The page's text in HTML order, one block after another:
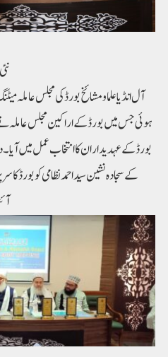
نئی
آل انڈیا علما ومشائخ بورڈ کی مجلس عاملہ
ہوئی جس میں بورڈ کے اراکین مجلس
بورڈ کے عہدیداران کا انتخاب عمل میں
کے سجادہ نشین سید احمد نظامی کو بورڈ
آئندہ ۵/